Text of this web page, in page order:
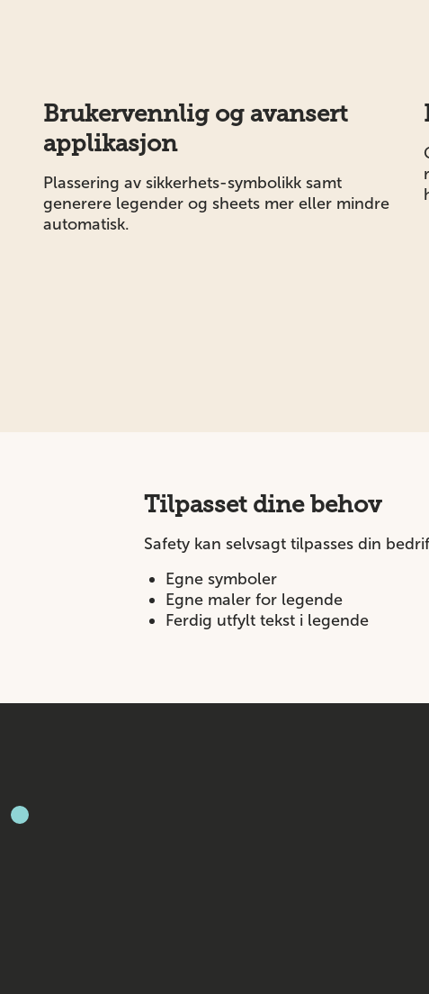
Brukervennlig og avansert
applikasjon
Plassering av sikkerhets-symbolikk samt
generere legender og sheets mer eller mindre
automatisk.
Tilpasset dine behov
Safety kan selvsagt tilpasses din
Egne symboler
Egne maler for legende
Ferdig utfylt tekst i legende